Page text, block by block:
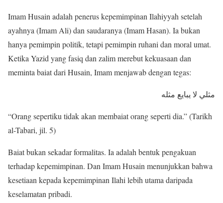
Imam Husain adalah penerus kepemimpinan Ilahiyyah setelah
ayahnya (Imam Ali) dan saudaranya (Imam Hasan). Ia bukan
hanya pemimpin politik, tetapi pemimpin ruhani dan moral umat.
Ketika Yazid yang fasiq dan zalim merebut kekuasaan dan
meminta baiat dari Husain, Imam menjawab dengan tegas:
مثلي لا يبايع مثله
“Orang sepertiku tidak akan membaiat orang seperti dia.” (Tarikh
al-Tabari, jil. 5)
Baiat bukan sekadar formalitas. Ia adalah bentuk pengakuan
terhadap kepemimpinan. Dan Imam Husain menunjukkan bahwa
kesetiaan kepada kepemimpinan Ilahi lebih utama daripada
keselamatan pribadi.